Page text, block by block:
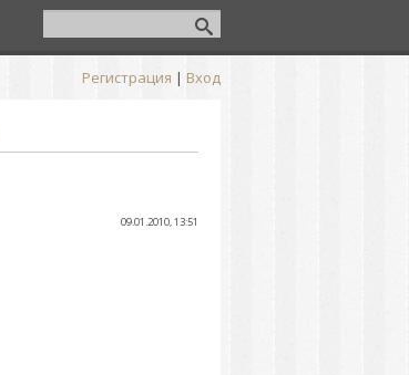
Регистрация | Вход
09.01.2010, 13:51